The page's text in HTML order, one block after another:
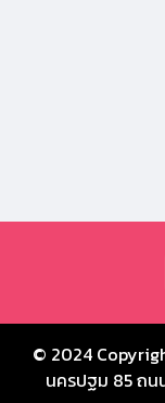
© 2024
นครปฐม 85 ถน